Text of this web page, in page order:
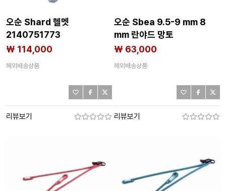
오순 Shard 헬멧
2140751773
₩ 114,000
해외배송상품
리뷰보기
오순 Sbea 9.5-9 mm 8
mm 란야드 망토
2140751769
₩ 63,000
해외배송상품
리뷰보기